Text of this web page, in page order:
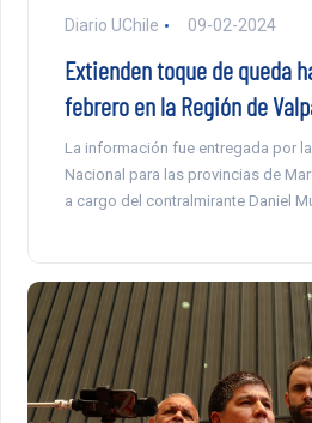
Diario UChile 09-02-2024
Extienden toque de queda
febrero en la Región de
La información fue entregada por
Nacional para las provincias de
a cargo del contralmirante Daniel